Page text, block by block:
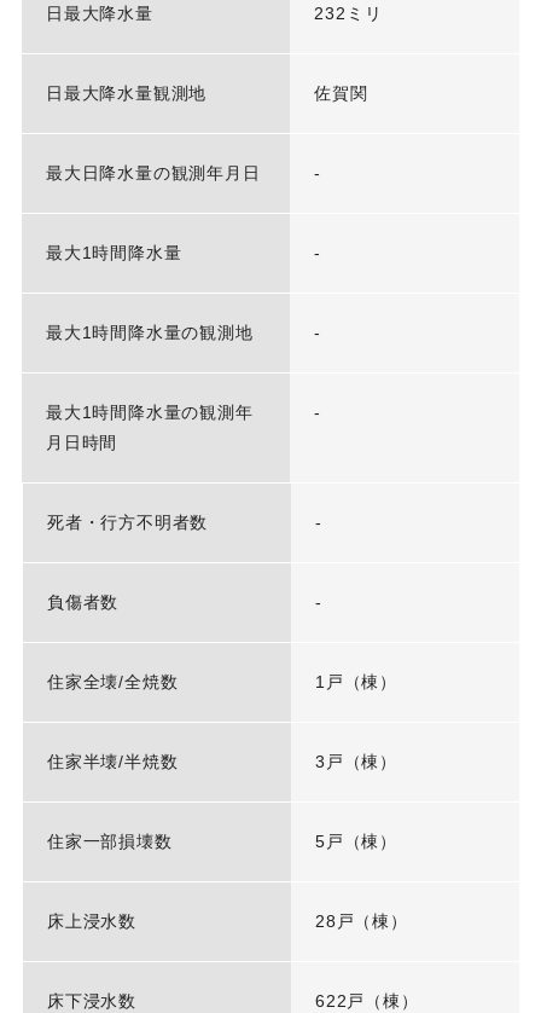
日最大降水量 232ミリ
日最大降水量観測地 佐賀関
最大日降水量の観測年月日 -
最大1時間降水量 -
最大1時間降水量の観測地 -
最大1時間降水量の観測年
月日時間
-
死者・行方不明者数 -
負傷者数 -
住家全壊/全焼数 1戸（棟）
住家半壊/半焼数 3戸（棟）
住家一部損壊数 5戸（棟）
床上浸水数 28戸（棟）
床下浸水数 622戸（棟）